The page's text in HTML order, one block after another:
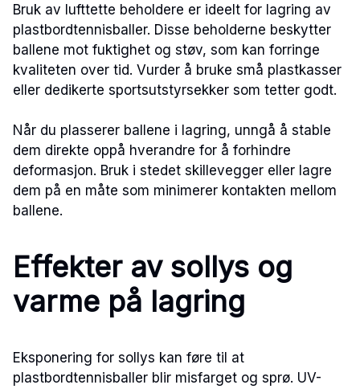
Bruk av lufttette beholdere er ideelt for lagring av
plastbordtennisballer. Disse beholderne beskytter
ballene mot fuktighet og støv, som kan forringe
kvaliteten over tid. Vurder å bruke små plastkasser
eller dedikerte sportsutstyrsekker som tetter godt.
Når du plasserer ballene i lagring, unngå å stable
dem direkte oppå hverandre for å forhindre
deformasjon. Bruk i stedet skillevegger eller lagre
dem på en måte som minimerer kontakten mellom
ballene.
Effekter av sollys og
varme på lagring
Eksponering for sollys kan føre til at
plastbordtennisballer blir misfarget og sprø. UV-